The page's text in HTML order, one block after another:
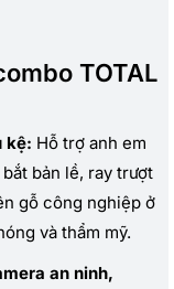
TOTAL
kệ: Hỗ trợ anh em
bản lề, ray trượt
gỗ công nghiệp ở
và thẩm mỹ.
an ninh,